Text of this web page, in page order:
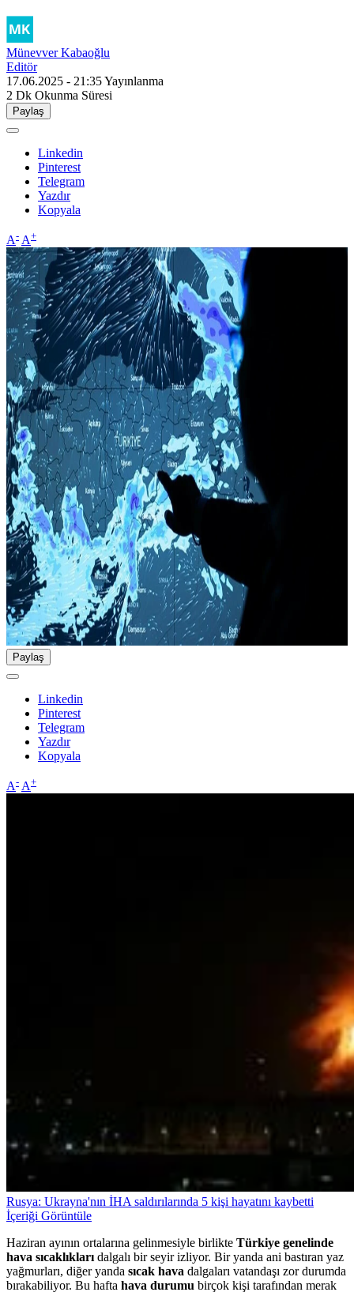
Münevver Kabaoğlu
Editör
17.06.2025 - 21:35Yayınlanma
2 Dk Okunma Süresi
Paylaş
Linkedin
Pinterest
Telegram
Yazdır
Kopyala
A- A+
Paylaş
Linkedin
Pinterest
Telegram
Yazdır
Kopyala
A- A+
Rusya: Ukrayna'nın İHA saldırılarında 5 kişi hayatını kaybetti
İçeriği Görüntüle
Haziran ayının ortalarına gelinmesiyle birlikte Türkiye genelinde
hava sıcaklıklarıdalgalı bir seyir izliyor. Bir yanda ani bastıran yaz
yağmurları, diğer yanda sıcak hava dalgaları vatandaşı zor durumda
bırakabiliyor. Bu hafta hava durumu birçok kişi tarafından merak